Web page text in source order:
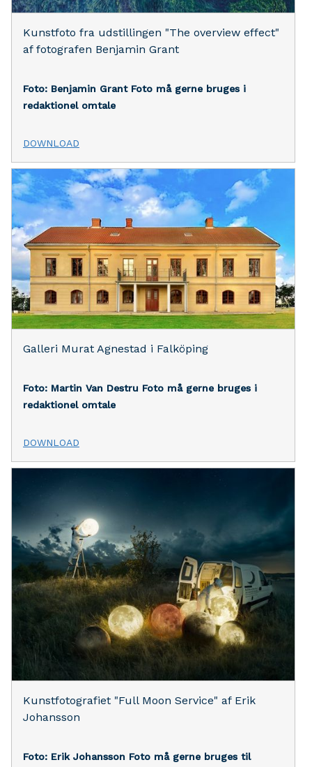
Kunstfoto fra udstillingen "The overview effect"
af fotografen Benjamin Grant
Foto: Benjamin Grant Foto må gerne bruges i
redaktionel omtale
DOWNLOAD
Galleri Murat Agnestad i Falköping
Foto: Martin Van Destru Foto må gerne bruges i
redaktionel omtale
DOWNLOAD
Kunstfotografiet "Full Moon Service" af Erik
Johansson
Foto: Erik Johansson Foto må gerne bruges til